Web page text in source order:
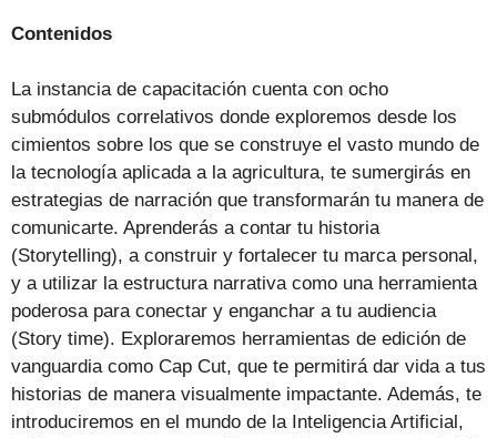
Contenidos
La instancia de capacitación cuenta con ocho
submódulos correlativos donde exploremos desde los
cimientos sobre los que se construye el vasto mundo de
la tecnología aplicada a la agricultura, te sumergirás en
estrategias de narración que transformarán tu manera de
comunicarte. Aprenderás a contar tu historia
(Storytelling), a construir y fortalecer tu marca personal,
y a utilizar la estructura narrativa como una herramienta
poderosa para conectar y enganchar a tu audiencia
(Story time). Exploraremos herramientas de edición de
vanguardia como Cap Cut, que te permitirá dar vida a tus
historias de manera visualmente impactante. Además, te
introduciremos en el mundo de la Inteligencia Artificial,